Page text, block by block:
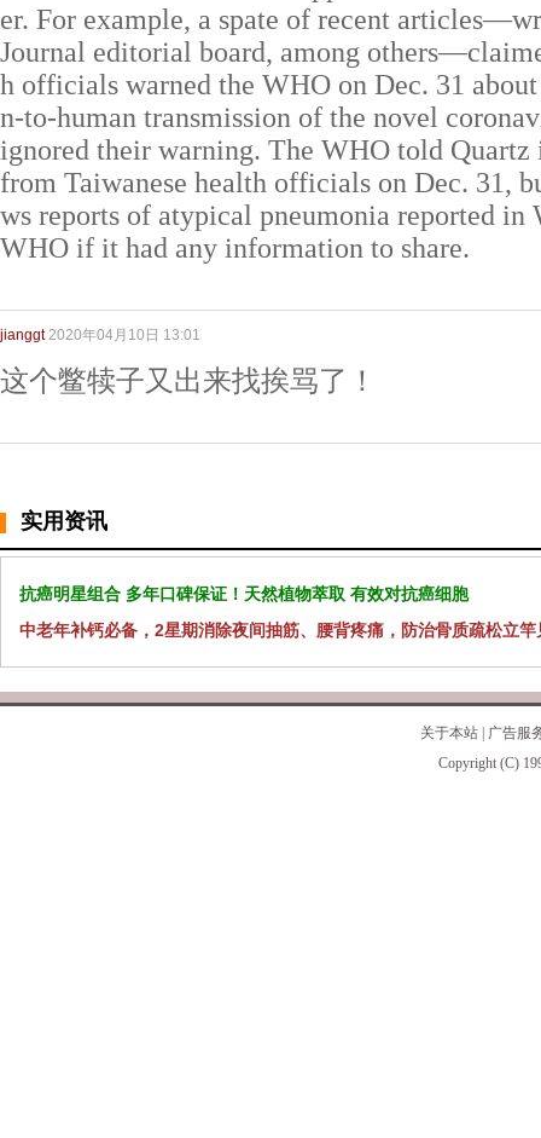
er. For example, a spate of recent
Journal editorial board, among
h officials warned the WHO on Dec. 31
n-to-human transmission of the novel
ignored their warning. The WHO told
from Taiwanese health officials on Dec. 31,
ws reports of atypical pneumonia reported in
WHO if it had any information to share.
jianggt 2020年04月10日 13:01
这个鳖犊子又出来找挨骂了！
实用资讯
抗癌明星组合 多年口碑保证！天然植物萃取 有效对抗癌细胞
中老年补钙必备，2星期消除夜间抽筋、腰背疼痛，防治骨质疏松立竿
关于本站
广告服
Copyright (C)